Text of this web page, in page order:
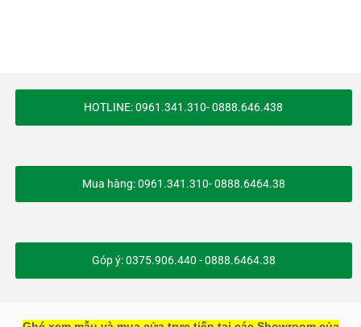
HOTLINE: 0961.341.310- 0888.646.438
Mua hàng: 0961.341.310- 0888.6464.38
Góp ý: 0375.906.440 - 0888.6464.38